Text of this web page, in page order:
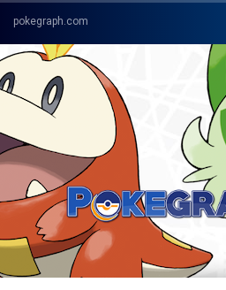
Skip to content